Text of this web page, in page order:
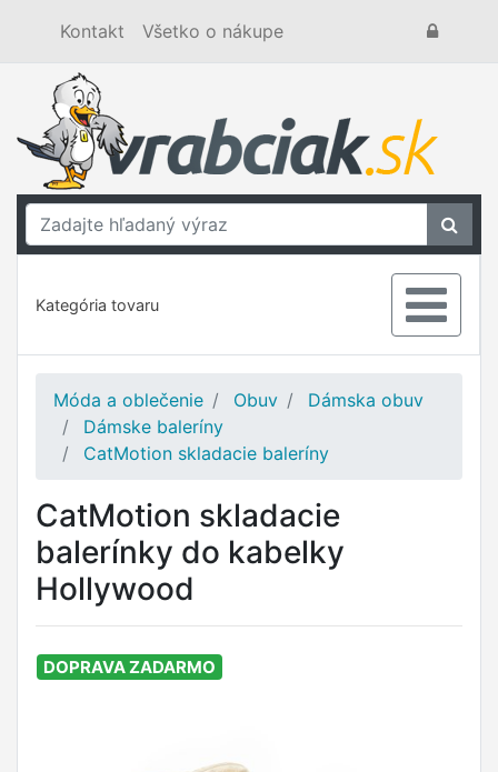
Kontakt Všetko o nákupe
Kategória tovaru
Móda a oblečenie Obuv
Dámska obuv
Dámske baleríny
CatMotion skladacie baleríny
CatMotion skladacie
balerínky do kabelky
Hollywood
DOPRAVA ZADARMO